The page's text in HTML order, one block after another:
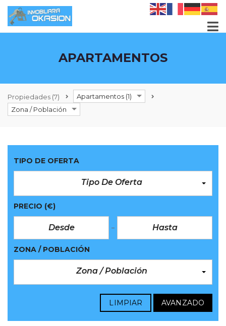
APARTAMENTOS
Propiedades (7)
Apartamentos (1)
Zona / Población
TIPO DE OFERTA
Tipo De Oferta
PRECIO (€)
ZONA / POBLACIÓN
Zona / Población
LIMPIAR AVANZADO